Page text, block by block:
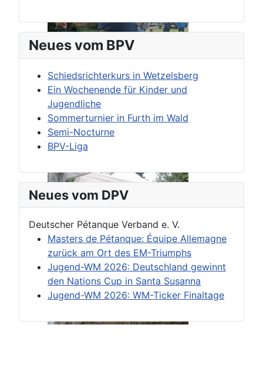
Neues vom BPV
Schiedsrichterkurs in Wetzelsberg
Ein Wochenende für Kinder und
Jugendliche
Sommerturnier in Furth im Wald
Semi-Nocturne
BPV-Liga
Neues vom DPV
Deutscher Pétanque Verband e. V.
Masters de Pétanque: Équipe Allemagne
zurück am Ort des EM-Triumphs
Jugend-WM 2026: Deutschland gewinnt
den Nations Cup in Santa Susanna
Jugend-WM 2026: WM-Ticker Finaltage